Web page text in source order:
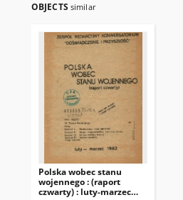
OBJECTS similar
Polska wobec stanu
wojennego : (raport
czwarty) : luty-marzec